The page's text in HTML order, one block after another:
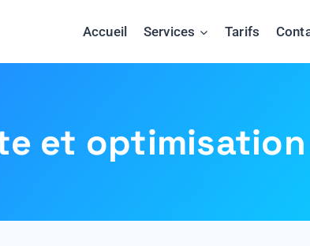
Accueil Services Tarifs
et